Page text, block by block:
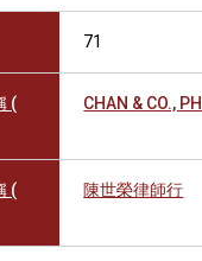
71
(
CHAN & CO.,
(
陳世榮律師行